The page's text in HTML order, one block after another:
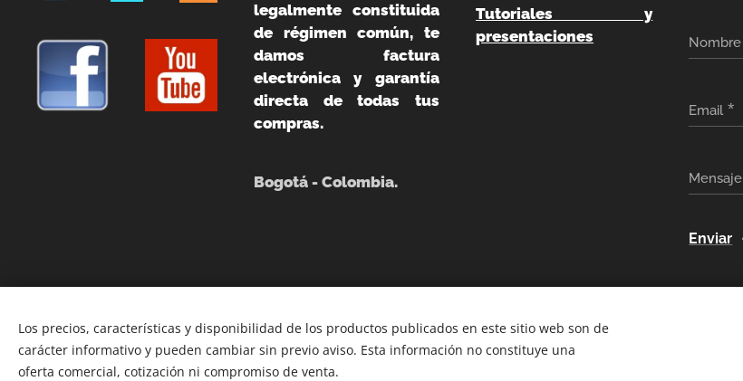
legalmente constituida
de régimen común, te
damos factura
electrónica y garantía
directa de todas tus
compras.
Bogotá - Colombia.
Tutoriales y
presentaciones
Nombre
Email
Mensaje
Enviar
Los precios, características y disponibilidad de los productos publicados en este sitio web son de
carácter informativo y pueden cambiar sin previo aviso. Esta información no constituye una
oferta comercial, cotización ni compromiso de venta.